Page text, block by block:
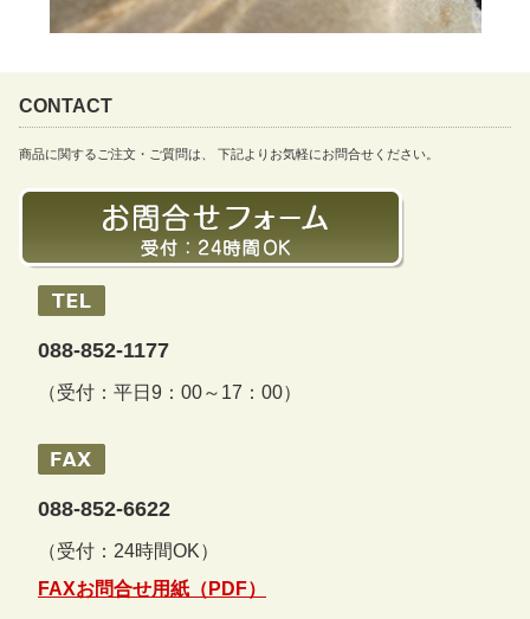
CONTACT
商品に関するご注文・ご質問は、 下記よりお気軽にお問合せください。
088-852-1177
（受付：平日9：00～17：00）
088-852-6622
（受付：24時間OK）
FAXお問合せ用紙（PDF）